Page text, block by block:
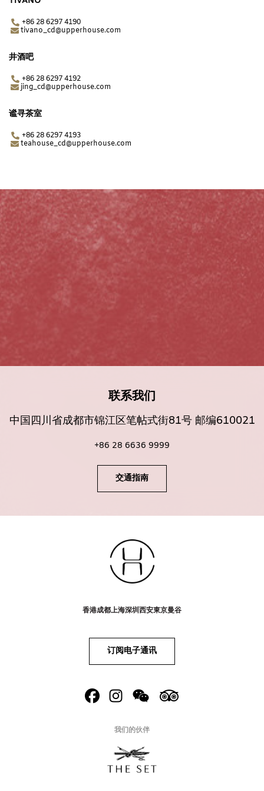
+86 28 6297 4190
tivano_cd@upperhouse.com​
井酒吧
+86 28 6297 4192
jing_cd@upperhouse.com
谧寻茶室
+86 28 6297 4193
teahouse_cd@upperhouse.com​
联系我们
中国四川省成都市锦江区笔帖式街81号 邮编610021
+86 28 6636 9999
交通指南
香港成都上海深圳西安東京曼谷
订阅电子通讯
我们的伙伴